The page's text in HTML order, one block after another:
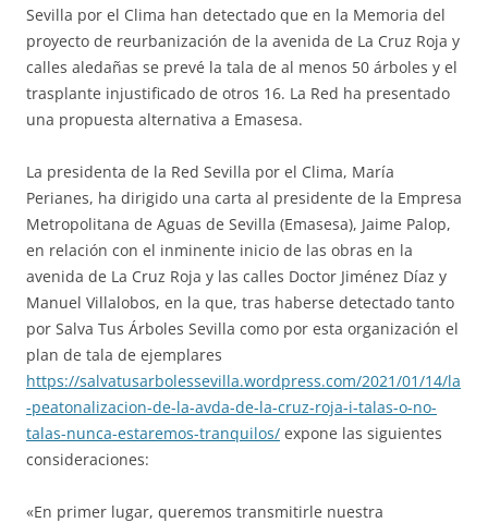
Sevilla por el Clima han detectado que en la Memoria del
proyecto de reurbanización de la avenida de La Cruz Roja y
calles aledañas se prevé la tala de al menos 50 árboles y el
trasplante injustificado de otros 16. La Red ha presentado
una propuesta alternativa a Emasesa.
La presidenta de la Red Sevilla por el Clima, María
Perianes, ha dirigido una carta al presidente de la Empresa
Metropolitana de Aguas de Sevilla (Emasesa), Jaime Palop,
en relación con el inminente inicio de las obras en la
avenida de La Cruz Roja y las calles Doctor Jiménez Díaz y
Manuel Villalobos, en la que, tras haberse detectado tanto
por Salva Tus Árboles Sevilla como por esta organización el
plan de tala de ejemplares
https://salvatusarbolessevilla.wordpress.com/2021/01/14/la
-peatonalizacion-de-la-avda-de-la-cruz-roja-i-talas-o-no-
talas-nunca-estaremos-tranquilos/ expone las siguientes
consideraciones:
«En primer lugar, queremos transmitirle nuestra